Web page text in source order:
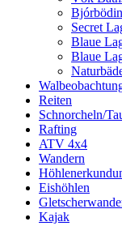
Bjórbödin
Secret
Blaue
Blaue
Reiten
Schnorcheln/
Rafting
ATV 4x4
Wandern
Eishöhlen
Kajak